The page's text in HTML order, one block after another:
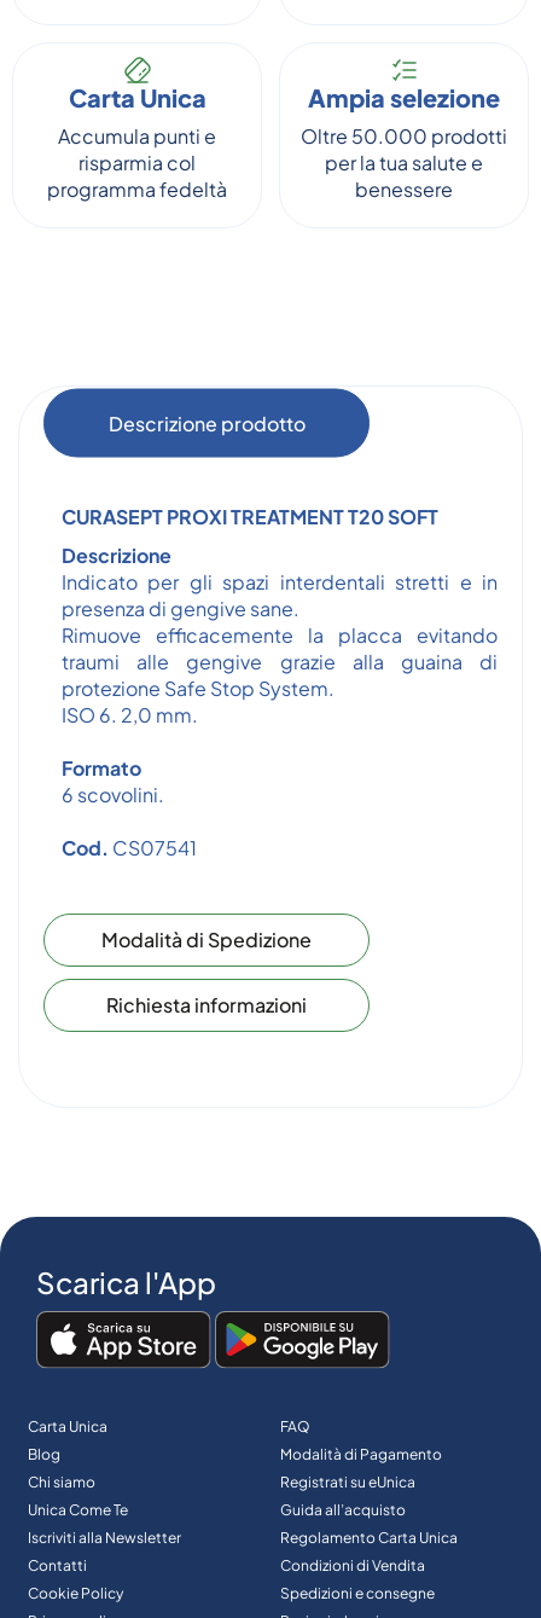
Carta Unica
Accumula punti e
risparmia col
programma fedeltà
Ampia selezione
Oltre 50.000 prodotti
per la tua salute e
benessere
Descrizione prodotto
CURASEPT PROXI TREATMENT T20 SOFT
Descrizione
Indicato per gli spazi interdentali stretti e in
presenza di gengive sane.
Rimuove efficacemente la placca evitando
traumi alle gengive grazie alla guaina di
protezione Safe Stop System.
ISO 6. 2,0 mm.
Formato
6 scovolini.
Cod. CS07541
Modalità di Spedizione
Richiesta informazioni
Scarica l'App
Carta Unica
Blog
Chi siamo
Unica Come Te
Iscriviti alla Newsletter
Contatti
Cookie Policy
FAQ
Modalità di Pagamento
Registrati su eUnica
Guida all’acquisto
Regolamento Carta Unica
Condizioni di Vendita
Spedizioni e consegne